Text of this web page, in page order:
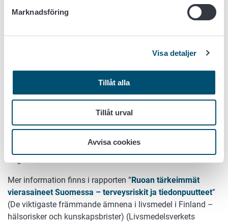
Marknadsföring
Visa detaljer
Tillåt alla
Tillåt urval
Avvisa cookies
I bedömningen beaktades de tillgängliga nationella
underlagens omfattning och ålder, skillnaderna mellan
länderna samt de viktigaste källorna till varje ämne eller
Årlig tillsyn är nödvändig när halterna av kontaminanter
kan variera betydligt på grund av vädret under
vegetationsperioden eller när variationen är stor av andra
orsaker. Däremot är det mer effektivt att kontrollera halter
genom kartläggningar som genomförs till exempel med
Mer information finns i rapporten ”Ruoan tärkeimmät
vierasaineet Suomessa – terveysriskit ja tiedonpuutteet”
(De viktigaste främmande ämnena i livsmedel i Finland –
hälsorisker och kunskapsbrister) (Livsmedelsverkets